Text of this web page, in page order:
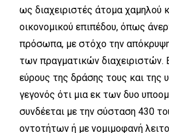
ως διαχειριστές άτομα χαμηλού
οικονομικού επιπέδου, όπως
πρόσωπα, με στόχο την
των πραγματικών διαχειριστών.
εύρους της δράσης τους και της
γεγονός ότι μια εκ των δυο
συνδέεται με την σύσταση 430
οντοτήτων ή με νομιμοφανή